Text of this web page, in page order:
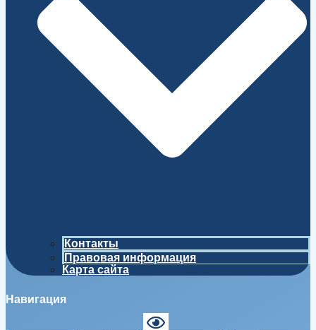
Контакты
Правовая информация
Карта сайта
Навигация